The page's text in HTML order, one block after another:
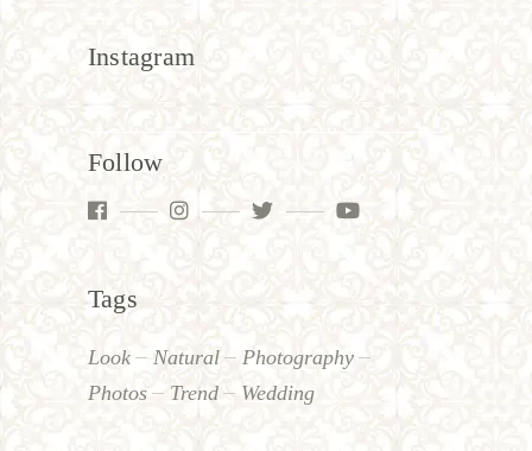
Instagram
Follow
Tags
Look Natural
Photography
Photos
Trend Wedding